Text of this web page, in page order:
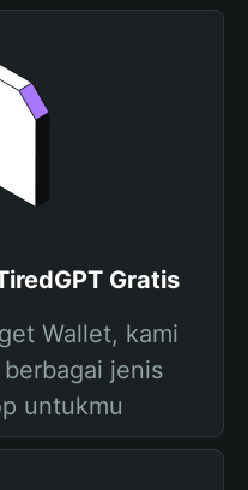
Gratis
Wallet, kami
jenis
untukmu